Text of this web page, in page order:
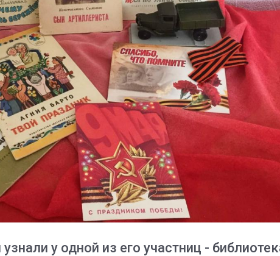
у одной из его участниц -